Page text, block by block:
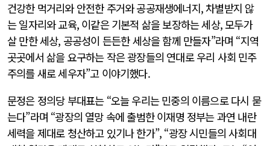
건강한 먹거리와 안전한 주거와 공공재생에너지, 차별받지 않
는 일자리와 교육, 이같은 기본적 삶을 보장하는 세상, 모두가
살 만한 세상, 공공성이 든든한 세상을 함께 만들자”라며 “지역
곳곳에서 삶을 요구하는 작은 광장들의 연대로 우리 사회 민주
주의를 새로 세우자”고 이야기했다.
문정은 정의당 부대표는 “오늘 우리는 민중의 이름으로 다시 묻
는다”라며 “광장의 열망 속에 출범한 이재명 정부는 과연 내란
세력을 제대로 청산하고 있기나 한가”, “광장 시민들의 사회대